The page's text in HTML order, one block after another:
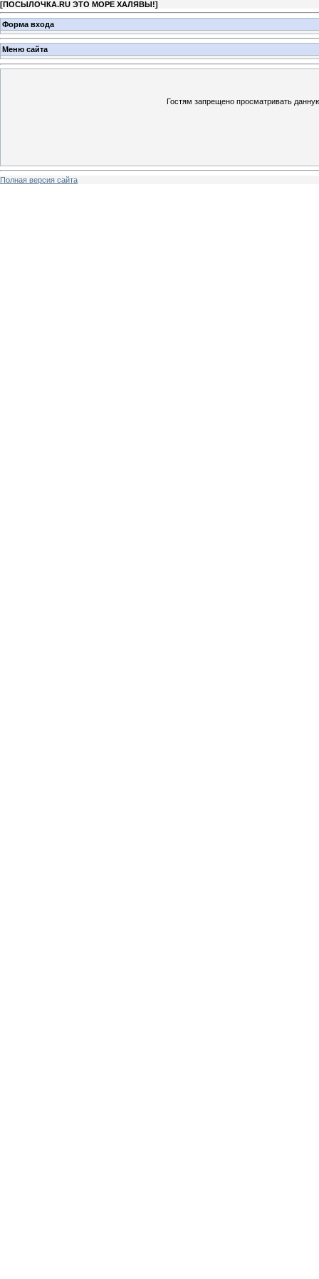
[ПОСЫЛОЧКА.RU ЭТО МОРЕ ХАЛЯВЫ!]
Форма входа
Меню сайта
Гостям запрещено просматривать
Полная версия сайта